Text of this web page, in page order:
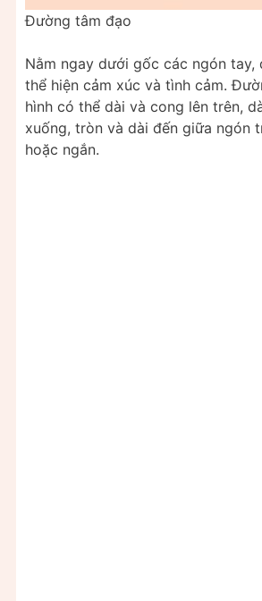
Đường tâm đạo
Nằm ngay dưới gốc các ngón tay,
thể hiện cảm xúc và tình cảm.
hình có thể dài và cong lên trên,
xuống, tròn và dài đến giữa ngón
hoặc ngắn.